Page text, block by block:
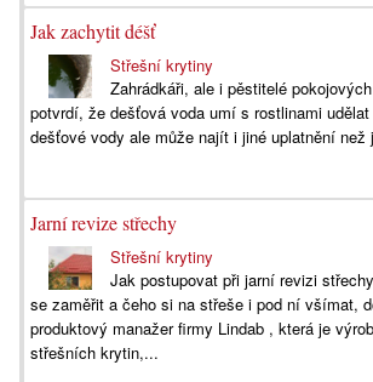
Jak zachytit déšť
Střešní krytiny
Zahrádkáři, ale i pěstitelé
potvrdí, že dešťová voda umí s rostlinami
dešťové vody ale může najít i jiné uplatnění než
Jarní revize střechy
Střešní krytiny
Jak postupovat při jarní revizi
se zaměřit a čeho si na střeše i pod ní všímat,
produktový manažer firmy Lindab , která je
střešních krytin,...